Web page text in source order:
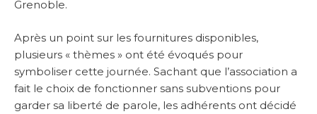
Grenoble.
Après un point sur les fournitures disponibles,
plusieurs « thèmes » ont été évoqués pour
symboliser cette journée. Sachant que l’association a
fait le choix de fonctionner sans subventions pour
garder sa liberté de parole, les adhérents ont décidé